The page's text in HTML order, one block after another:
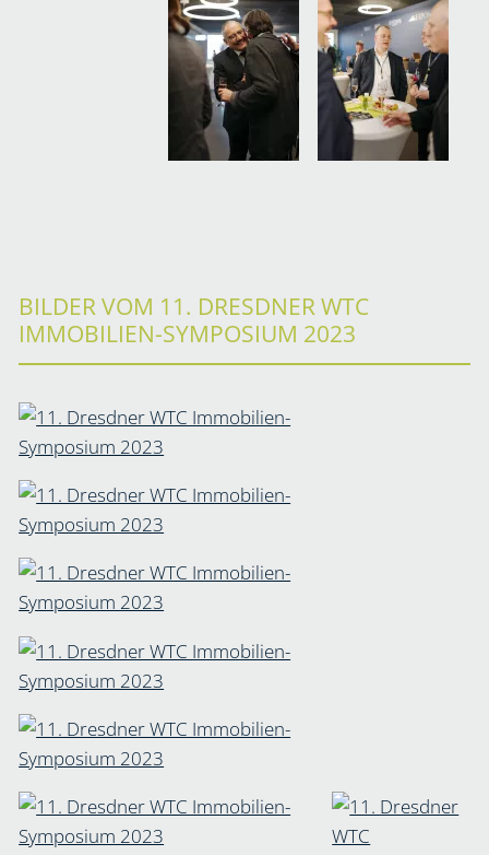
BILDER VOM 11. DRESDNER WTC
IMMOBILIEN-SYMPOSIUM 2023